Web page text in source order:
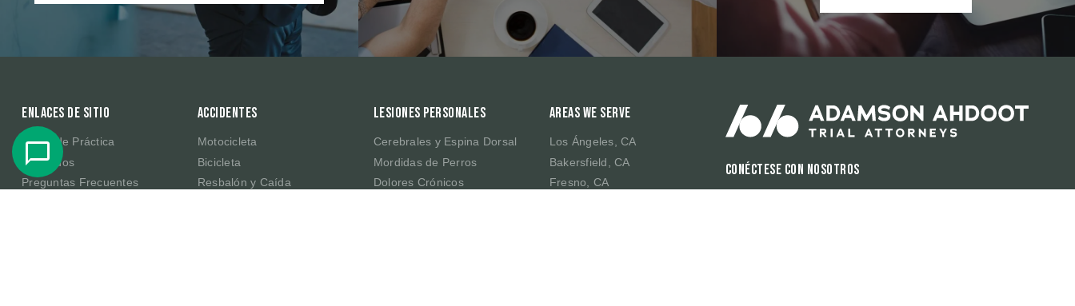
Enlaces de sitio
Áreas de Práctica
Abogados
Preguntas Frecuentes
Accidentes
Motocicleta
Bicicleta
Resbalón y Caída
Lesiones Personales
Cerebrales y Espina Dorsal
Mordidas de Perros
Dolores Crónicos
Areas We Serve
Los Ángeles, CA
Bakersfield, CA
Fresno, CA
Conéctese con nosotros